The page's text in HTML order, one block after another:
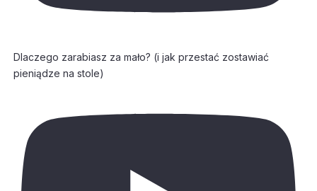
Dlaczego zarabiasz za mało? (i jak przestać zostawiać
pieniądze na stole)